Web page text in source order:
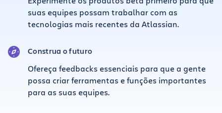
suas equipes possam trabalhar com as
tecnologias mais recentes da Atlassian.
Construa o futuro
Ofereça feedbacks essenciais para que a gente
possa criar ferramentas e funções importantes
para as suas equipes.